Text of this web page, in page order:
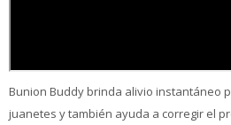
Bunion Buddy brinda alivio instantáneo
juanetes y también ayuda a corregir el